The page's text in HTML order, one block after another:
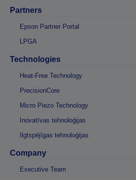
Partners
Epson Partner Portal
LPGA
Technologies
Heat-Free Technology
PrecisionCore
Micro Piezo Technology
Inovatīvas tehnoloģijas
Ilgtspējīgas tehnoloģijas
Company
Executive Team